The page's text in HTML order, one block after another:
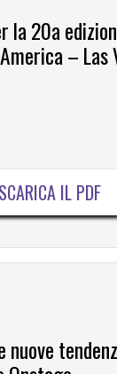
20a
– Las
SCARICA IL PDF
nuove